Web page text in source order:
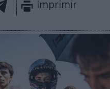
Imprimir